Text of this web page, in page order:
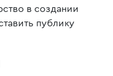
в создании
публику